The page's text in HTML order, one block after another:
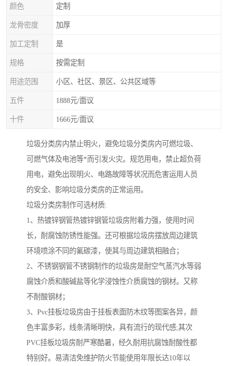
颜色 定制
龙骨密度 加厚
加工定制 是
规格 按需定制
用途范围 小区、社区、景区、公共区域等
五件 1888元/面议
十件 1666元/面议
垃圾分类房内禁止明火，避免垃圾分类房内可燃垃圾、
可燃气体及电池等*而引发火灾。规范用电，禁止超负荷
用电，避免出现明火、电路故障等状况而危害运用人员
的安全、影响垃圾分类房的正常运用。
垃圾分类房制作可选材质:
1、热镀锌钢管热镀锌钢管垃圾房附着力强，使用时间
长，耐腐蚀防锈性能强。还可根据垃圾房摆放周边建筑
环境喷涂不同的氟碳漆，使其与周边建筑相融合；
2、不锈钢钢管不锈钢制作的垃圾房是耐空气蒸汽水等弱
腐蚀介质和酸碱盐等化学浸蚀性介质腐蚀的钢材。又称
不耐酸钢材；
3、Pvc挂板垃圾房由于挂板表面防木纹等图案各异，颜
色丰富多彩，线条清晰明快，具有流行的现代感;其次
PVC挂板垃圾房耐严寒酷暑，经久耐用抗腐蚀耐酸性都
特别好。易清洁免维护防火节能使用年限长达10年以